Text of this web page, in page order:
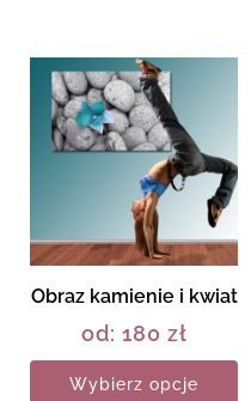
Obraz kamienie i kwiat
od: 180 zł
Wybierz opcje